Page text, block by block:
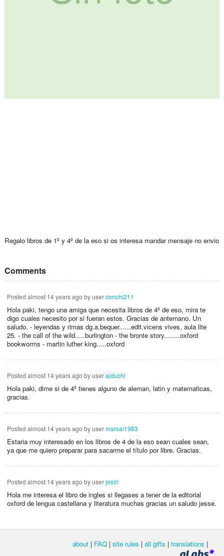
Regalo libros de 1º y 4º de la eso si os interesa mandar mensaje no envio
Comments
Posted almost 14 years ago by userconchi211
Hola paki, tengo una amiga que necesita libros de 4º de eso, mira te
digo cuales necesito por si fueran estos. Gracias de antemano. Un
saludo. - leyendas y rimas dg.a.bequer......edit.vicens vives, aula lite
25. - the call of the wild.....burlington - the bronte story........oxford
bookworms - martin luther king.....oxford
Posted almost 14 years ago by useraiduchi
Hola paki, dime si de 4º tienes alguno de aleman, latin y matematicas,
gracias.
Posted almost 14 years ago by usermarsal1983
Estaria muy interesado en los libros de 4 de la eso sean cuales sean,
ya que me quiero preparar para sacarme el título por libre. Gracias.
Posted almost 14 years ago by userjesiri
Hola me interesa el libro de ingles si llegases a tener de la editorial
oxford de lengua castellana y literatura muchas gracias un saludo jesse.
about | FAQ | site rules | all gifts | translations |